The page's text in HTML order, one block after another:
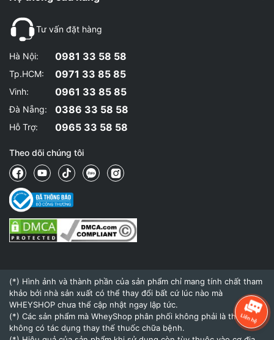
Tư vấn đặt hàng
Hà Nội: 0981 33 58 58
Tp.HCM: 0971 33 85 85
Vinh: 0961 33 85 85
Đà Nẵng: 0386 33 58 58
Hỗ Trợ: 0965 33 58 58
Theo dõi chúng tôi
(*) Hình ảnh và thành phần của sản phẩm chỉ mang tính chất tham
khảo bởi nhà sản xuất có thể thay đổi bất cứ lúc nào mà
WHEYSHOP chưa thể cập nhật ngay lập tức.
(*) Các sản phẩm mà WheyShop phân phối không phải là thuốc và
không có tác dụng thay thế thuốc chữa bệnh.